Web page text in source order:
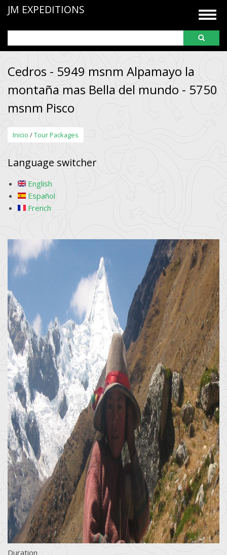
Pasar
contenido
principal
JM EXPEDITIONS
Cedros - 5949 msnm Alpamayo la
montaña mas Bella del mundo - 5750
msnm Pisco
Inicio /Tour Packages
Language switcher
English
Español
French
Duration